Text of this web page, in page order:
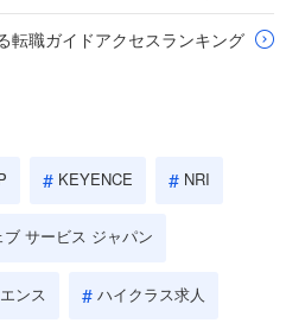
転職ガイドアクセスランキング
KEYENCE NRI
サービス ジャパン
ンス ハイクラス求人